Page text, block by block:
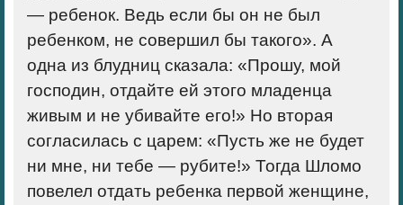
— ребенок. Ведь если бы он не был
ребенком, не совершил бы такого». А
одна из блудниц сказала: «Прошу, мой
господин, отдайте ей этого младенца
живым и не убивайте его!» Но вторая
согласилась с царем: «Пусть же не будет
ни мне, ни тебе — рубите!» Тогда Шломо
повелел отдать ребенка первой женщине,